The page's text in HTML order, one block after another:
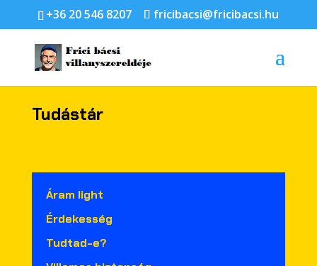
+36 20 546 8207 fricibacsi@fricibacsi.hu
Tudástár
Áram light
Érdekesség
Tudtad-e?